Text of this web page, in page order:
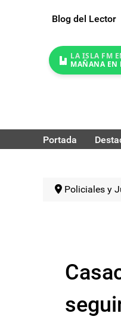
Blog del Lector
LA ISLA FM
MAÑANA EN
Portada
Policiales y